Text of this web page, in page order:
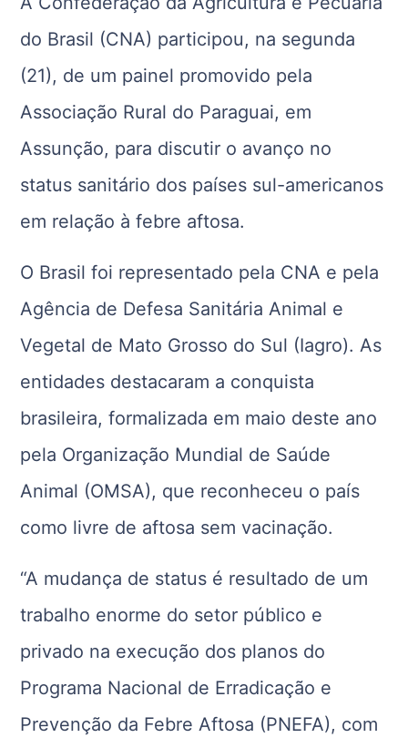
do Brasil (CNA) participou, na segunda
(21), de um painel promovido pela
Associação Rural do Paraguai, em
Assunção, para discutir o avanço no
status sanitário dos países sul-americanos
em relação à febre aftosa.
O Brasil foi representado pela CNA e pela
Agência de Defesa Sanitária Animal e
Vegetal de Mato Grosso do Sul (Iagro). As
entidades destacaram a conquista
brasileira, formalizada em maio deste ano
pela Organização Mundial de Saúde
Animal (OMSA), que reconheceu o país
como livre de aftosa sem vacinação.
“A mudança de status é resultado de um
trabalho enorme do setor público e
privado na execução dos planos do
Programa Nacional de Erradicação e
Prevenção da Febre Aftosa (PNEFA), com